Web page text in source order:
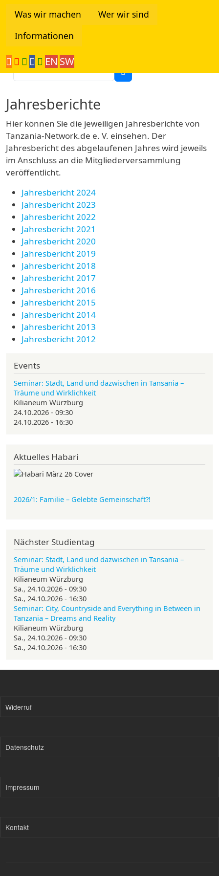
Was wir machen
Wer wir sind
Informationen
EN SW
Suche
Jahresberichte
Hier können Sie die jeweiligen Jahresberichte von
Tanzania-Network.de e. V. einsehen. Der
Jahresbericht des abgelaufenen Jahres wird jeweils
im Anschluss an die Mitgliederversammlung
veröffentlicht.
Jahresbericht 2024
Jahresbericht 2023
Jahresbericht 2022
Jahresbericht 2021
Jahresbericht 2020
Jahresbericht 2019
Jahresbericht 2018
Jahresbericht 2017
Jahresbericht 2016
Jahresbericht 2015
Jahresbericht 2014
Jahresbericht 2013
Jahresbericht 2012
Events
Seminar: Stadt, Land und dazwischen in Tansania –
Träume und Wirklichkeit
Kilianeum Würzburg
24.10.2026 - 09:30
24.10.2026 - 16:30
Aktuelles Habari
2026/1: Familie – Gelebte Gemeinschaft?!
Nächster Studientag
Seminar: Stadt, Land und dazwischen in Tansania –
Träume und Wirklichkeit
Kilianeum Würzburg
Sa., 24.10.2026 - 09:30
Sa., 24.10.2026 - 16:30
Seminar: City, Countryside and Everything in Between in
Tanzania – Dreams and Reality
Kilianeum Würzburg
Sa., 24.10.2026 - 09:30
Sa., 24.10.2026 - 16:30
Widerruf
Datenschutz
Impressum
Kontakt